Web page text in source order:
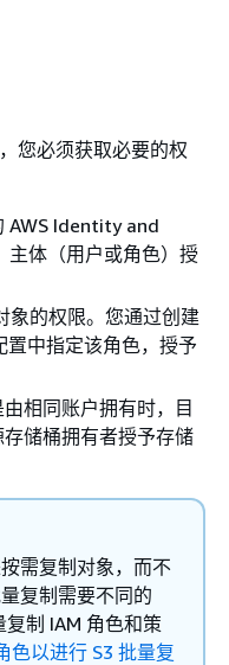
您必须获取必要的权
AWS Identity and
主体（用户或角色）授
象的权限。您通过创建
置中指定该角色，授予
相同账户拥有时，目
储桶拥有者授予存储
需复制对象，而不
复制需要不同的
制 IAM 角色和策
色以进行 S3 批量复